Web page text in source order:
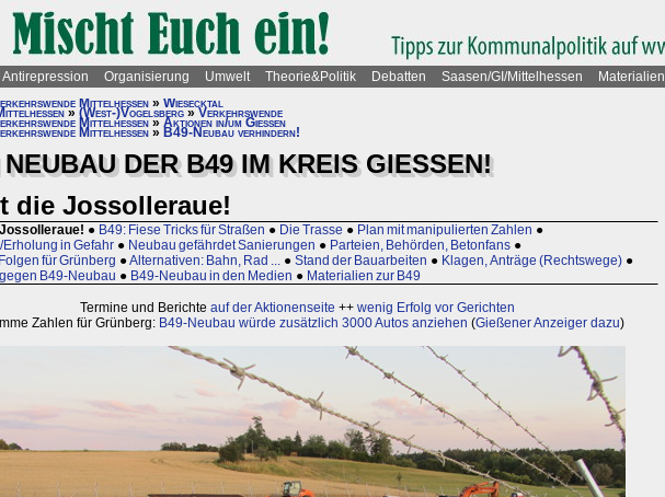
Antirepression Organisierung Umwelt Theorie&Politik Debatten Saasen/GI/Mittelhessen Materialien
Mittelhessen » Wiesecktal
» (West-)Vogelsberg » Verkehrswende
Mittelhessen » Aktionen in/um Gießen
Mittelhessen » B49-Neubau verhindern!
DER B49 IM KREIS GIESSEN!
die Jossolleraue!
● B49: Fiese Tricks für Straßen ● Die Trasse ● Plan mit manipulierten Zahlen ●
Erholung in Gefahr ● Neubau gefährdet Sanierungen ● Parteien, Behörden, Betonfans ●
für Grünberg ●Alternativen: Bahn, Rad ... ● Stand der Bauarbeiten ● Klagen, Anträge (Rechtswege) ●
B49-Neubau ● B49-Neubau in den Medien ● Materialien zur B49
Termine und Berichte auf der Aktionenseite ++ wenig Erfolg vor Gerichten
Zahlen für Grünberg: B49-Neubau würde zusätzlich 3000 Autos anziehen (Gießener Anzeiger dazu)